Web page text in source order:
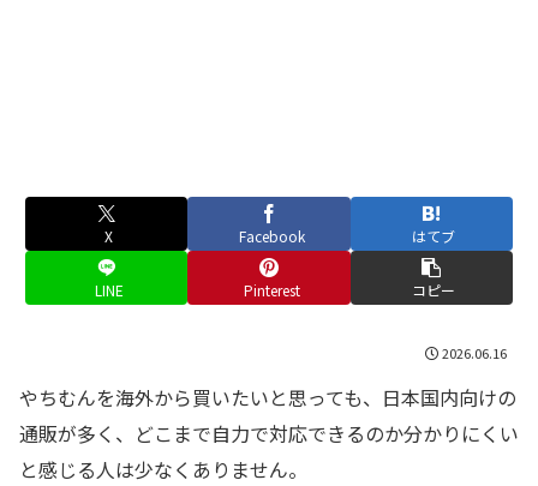
X Facebook はてブ
LINE Pinterest コピー
2026.06.16
やちむんを海外から買いたいと思っても、日本国内向けの
通販が多く、どこまで自力で対応できるのか分かりにくい
と感じる人は少なくありません。